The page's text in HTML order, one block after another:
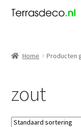
Ga
navigatie
Ga
inhoud
Kabouters
Mensen
Home Producten
zout